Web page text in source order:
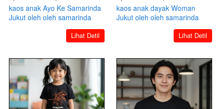
kaos anak Ayo Ke Samarinda
Jukut oleh oleh samarinda
`Lihat Detil
kaos anak dayak Woman
Jukut oleh oleh samarinda
`Lihat Detil